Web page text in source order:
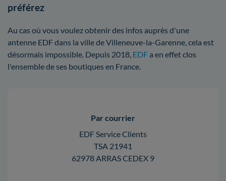
préférez
Au cas où vous voulez obtenir des infos auprès d'une
antenne EDF dans la ville de Villeneuve-la-Garenne, cela est
désormais impossible. Depuis 2018, EDFa en effet clos
l'ensemble de ses boutiques en France.
Par courrier
EDF Service Clients
TSA 21941
62978 ARRAS CEDEX 9